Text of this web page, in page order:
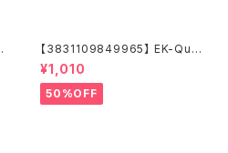
【3831109849965】 EK-Qua
ntum Torque Micro Extend
er Static MF 7 - Gold
¥1,010
50%OFF